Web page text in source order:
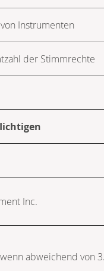
Instrumenten
der Stimmrechte
Inc.
abweichend von